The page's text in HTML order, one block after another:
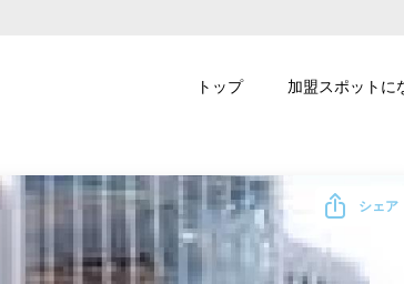
シェア
トップ 加盟スポットに